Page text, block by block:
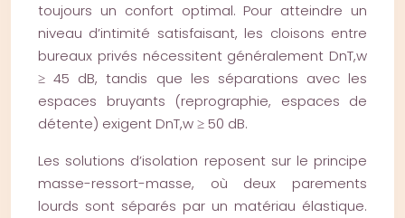
toujours un confort optimal. Pour atteindre un
niveau d’intimité satisfaisant, les cloisons entre
bureaux privés nécessitent généralement DnT,w
≥ 45 dB, tandis que les séparations avec les
espaces bruyants (reprographie, espaces de
détente) exigent DnT,w ≥ 50 dB.
Les solutions d’isolation reposent sur le principe
masse-ressort-masse, où deux parements
lourds sont séparés par un matériau élastique.